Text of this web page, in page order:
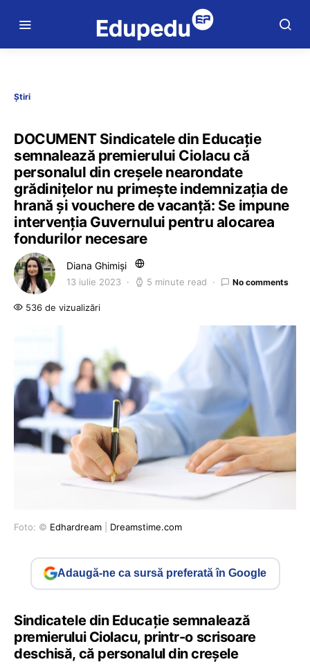
Știri
DOCUMENT Sindicatele din Educație
semnalează premierului Ciolacu că
personalul din creșele nearondate
grădinițelor nu primește indemnizația de
hrană și vouchere de vacanță: Se impune
intervenția Guvernului pentru alocarea
fondurilor necesare
Diana Ghimiși
13 iulie 2023 5 minute read No comments
536 de vizualizări
Foto: © Edhardream Dreamstime.com
Adaugă-ne ca sursă preferată în Google
Sindicatele din Educație semnalează
premierului Ciolacu, printr-o scrisoare
deschisă, că personalul din creșele